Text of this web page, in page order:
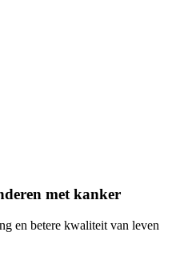
met kanker
en betere kwaliteit van leven